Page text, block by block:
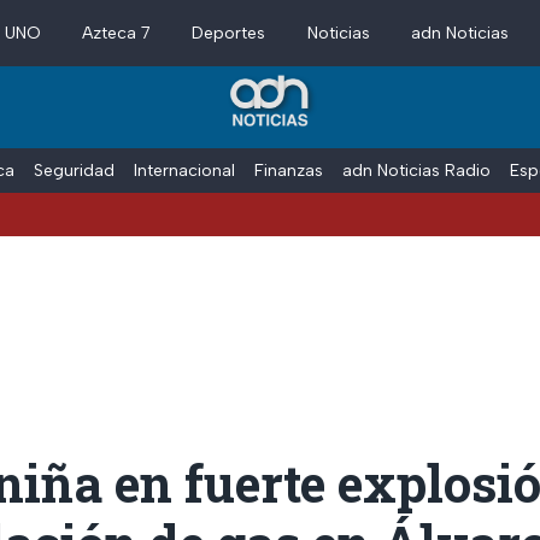
Azteca 7 Deportes Noticias adn Noticias
Seguridad Internacional Finanzas adn Noticias Radio
en fuerte